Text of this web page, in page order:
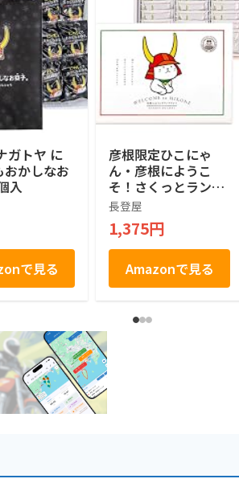
ガトヤ に
おかしなお
入
で見る
彦根限定ひこにゃ
ん・彦根にようこ
そ！さくっとラング
ドシャ（大） 18枚
入
長登屋
1,375円
Amazonで見る